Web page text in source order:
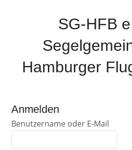
SG-HFB
Hamburger
Airbus-
Sportgemeinschaft
Anmelden
Benutzername oder E-Mail